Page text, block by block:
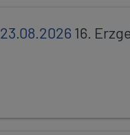
23.08.202616.